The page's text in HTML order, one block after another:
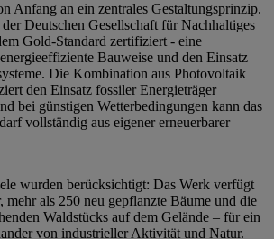
Anfang an ein zentrales Gestaltungsprinzip.
Deutschen Gesellschaft für Nachhaltiges
Gold-Standard zertifiziert - eine
Bauweise und den Einsatz
Die Kombination aus Photovoltaik
den Einsatz fossiler Energieträger
bei günstigen Wetterbedingungen kann das
vollständig aus eigener erneuerbarer
wurden berücksichtigt: Das Werk verfügt
mehr als 250 neu gepflanzte Bäume und die
Waldstücks auf dem Gelände – für ein
von industrieller Aktivität und Natur.